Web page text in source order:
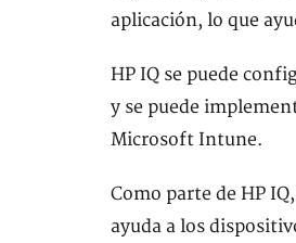
aplicación, lo que
HP IQ se puede
y se puede
Microsoft Intune.
Como parte de HP
ayuda a los